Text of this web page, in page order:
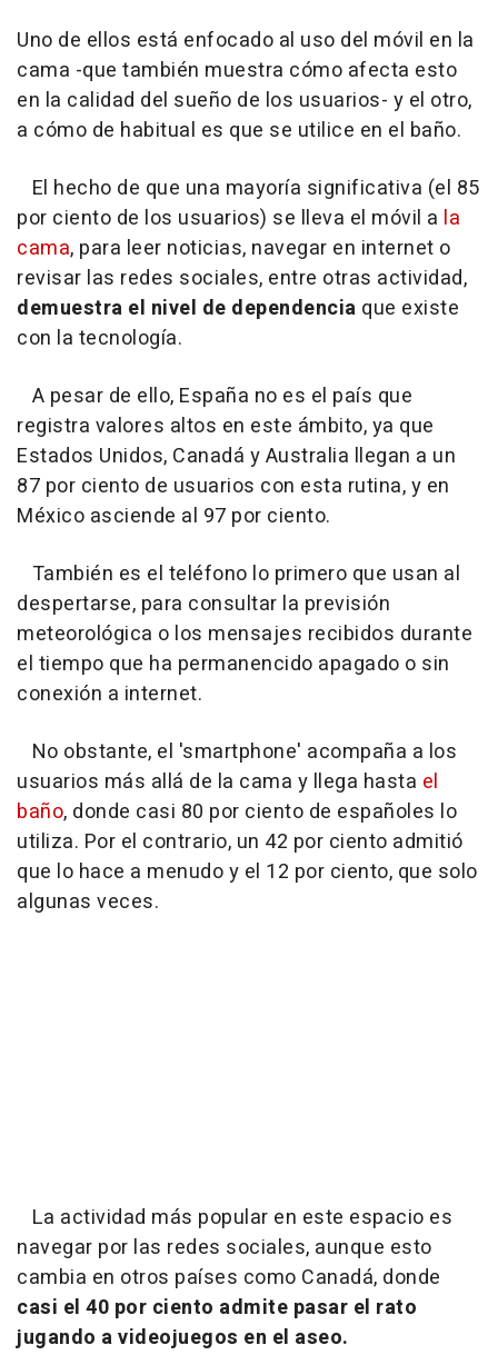
Uno de ellos está enfocado al uso del móvil en la
cama -que también muestra cómo afecta esto
en la calidad del sueño de los usuarios- y el otro,
a cómo de habitual es que se utilice en el baño.
El hecho de que una mayoría significativa (el 85
por ciento de los usuarios) se lleva el móvil a la
cama, para leer noticias, navegar en internet o
revisar las redes sociales, entre otras actividad,
demuestra el nivel de dependencia que existe
con la tecnología.
A pesar de ello, España no es el país que
registra valores altos en este ámbito, ya que
Estados Unidos, Canadá y Australia llegan a un
87 por ciento de usuarios con esta rutina, y en
México asciende al 97 por ciento.
También es el teléfono lo primero que usan al
despertarse, para consultar la previsión
meteorológica o los mensajes recibidos durante
el tiempo que ha permanencido apagado o sin
conexión a internet.
No obstante, el 'smartphone' acompaña a los
usuarios más allá de la cama y llega hasta el
baño, donde casi 80 por ciento de españoles lo
utiliza. Por el contrario, un 42 por ciento admitió
que lo hace a menudo y el 12 por ciento, que solo
algunas veces.
La actividad más popular en este espacio es
navegar por las redes sociales, aunque esto
cambia en otros países como Canadá, donde
casi el 40 por ciento admite pasar el rato
jugando a videojuegos en el aseo.